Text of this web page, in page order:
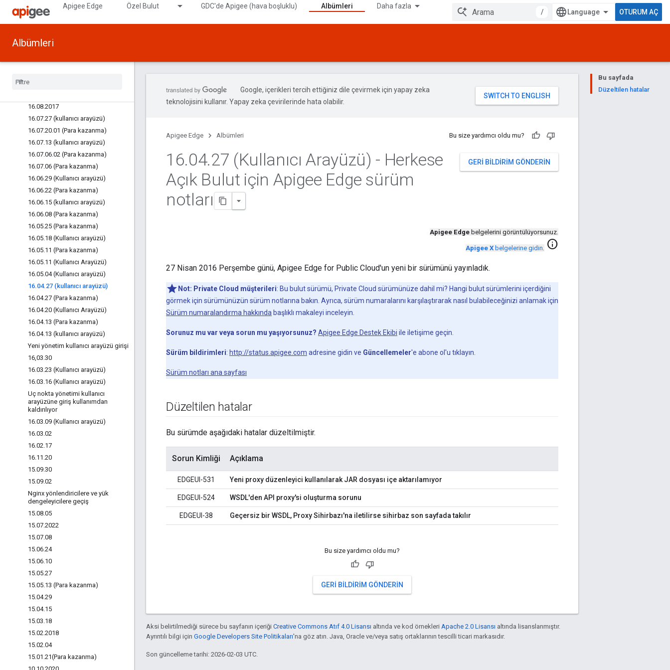
Apigee Edge Özel Bulut GDC'de Apigee (hava boşluklu) Albümleri Daha fazla
/ OTURUM AÇ
Albümleri
17.01.16 (Para kazanma)
17.01.16 (API yönetimi)
16.10.26 (Kullanıcı Arayüzü)
16
16.08.2017
16.07.27 (kullanıcı arayüzü)
16.07.20.01 (Para kazanma)
16.07.13 (kullanıcı arayüzü)
16.07.06.02 (Para kazanma)
16.07.06 (Para kazanma)
16.06.29 (Kullanıcı arayüzü)
16.06.22 (Para kazanma)
16.06.15 (kullanıcı arayüzü)
16.06.08 (Para kazanma)
16.05.25 (Para kazanma)
16.05.18 (Kullanıcı arayüzü)
16.05.11 (Para kazanma)
16.05.11 (Kullanıcı Arayüzü)
16.05.04 (Kullanıcı arayüzü)
16.04.27 (kullanıcı arayüzü)
16.04.27 (Para kazanma)
16.04.20 (Kullanıcı Arayüzü)
16.04.13 (Para kazanma)
16.04.13 (kullanıcı arayüzü)
Yeni yönetim kullanıcı arayüzü girişi
16,03.30
16.03.23 (Kullanıcı arayüzü)
16.03.16 (Kullanıcı arayüzü)
Uç nokta yönetimi kullanıcı
arayüzüne giriş kullanımdan
kaldırılıyor
16.03.09 (Kullanıcı arayüzü)
16.03.02
16.02.17
16.11 .20
15.09.30
15.09.02
Nginx yönlendiricilere ve yük
dengeleyicilere geçiş
15.08.05
15.07.2022
15.07.08
15.06.24
15.06.10
15.05.27
15.05.13 (Para kazanma)
15.04.29
15.04.15
15.03.18
15.02.2018
15.02.04
15.01 .21(Para kazanma)
Bu sayfada
Düzeltilen hatalar
Google, içerikleri tercih ettiğiniz dile çevirmek için yapay zeka
teknolojisini kullanır. Yapay zeka çevirilerinde hata olabilir.
Apigee Edge Albümleri Bu size yardımcı oldu mu?
GERI BILDIRIM GÖNDERIN
16.04.27 (Kullanıcı Arayüzü) - Herkese
Açık Bulut için Apigee Edge sürüm
notları
Apigee Edge belgelerini görüntülüyorsunuz.
Apigee X belgelerine gidin. info
27 Nisan 2016 Perşembe günü, Apigee Edge for Public Cloud'un yeni bir sürümünü yayınladık.
Not: Private Cloud müşterileri: Bu bulut sürümü, Private Cloud sürümünüze dahil mi? Hangi bulut sürümlerini içerdiğini
görmek için sürümünüzün sürüm notlarına bakın. Ayrıca, sürüm numaralarını karşılaştırarak nasıl bulabileceğinizi anlamak için
Sürüm numaralandırma hakkında başlıklı makaleyi inceleyin.
Sorunuz mu var veya sorun mu yaşıyorsunuz? Apigee Edge Destek Ekibi ile iletişime geçin.
Sürüm bildirimleri: http://status.apigee.com adresine gidin ve Güncellemeler'e abone ol'u tıklayın.
Sürüm notları ana sayfası
Düzeltilen hatalar
Bu sürümde aşağıdaki hatalar düzeltilmiştir.
Sorun Kimliği Açıklama
EDGEUI-531 Yeni proxy düzenleyici kullanılarak JAR dosyası içe aktarılamıyor
EDGEUI-524 WSDL'den API proxy'si oluşturma sorunu
EDGEUI-38 Geçersiz bir WSDL, Proxy Sihirbazı'na iletilirse sihirbaz son sayfada takılır
Bu size yardımcı oldu mu?
GERI BILDIRIM GÖNDERIN
Aksi belirtilmediği sürece bu sayfanın içeriği Creative Commons Atıf 4.0 Lisansı altında ve kod örnekleri Apache 2.0 Lisansı altında lisanslanmıştır.
Ayrıntılı bilgi için Google Developers Site Politikaları'na göz atın. Java, Oracle ve/veya satış ortaklarının tescilli ticari markasıdır.
Son güncelleme tarihi: 2026-02-03 UTC.